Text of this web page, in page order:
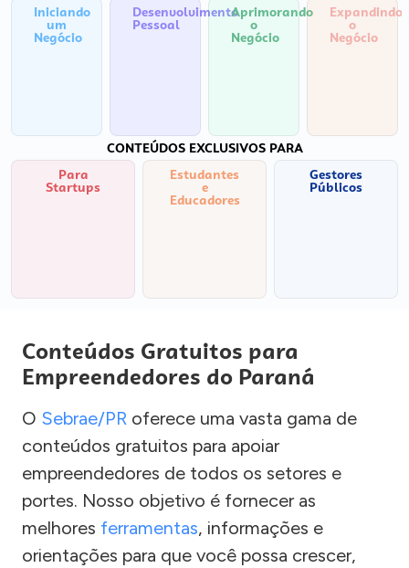
Iniciando
um
Negócio
Desenvolvimento
Pessoal
Aprimorando
o
Negócio
Expandindo
o
Negócio
CONTEÚDOS EXCLUSIVOS PARA
Para
Startups
Estudantes
e
Educadores
Gestores
Públicos
Conteúdos Gratuitos para
Empreendedores do Paraná
O Sebrae/PR oferece uma vasta gama de
conteúdos gratuitos para apoiar
empreendedores de todos os setores e
portes. Nosso objetivo é fornecer as
melhores ferramentas, informações e
orientações para que você possa crescer,